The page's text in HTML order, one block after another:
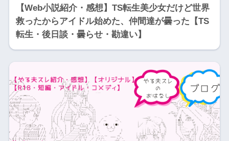
【Web小説紹介・感想】TS転生美少女だけど世界
救ったからアイドル始めた、仲間達が曇った【TS
転生・後日談・曇らせ・勘違い】